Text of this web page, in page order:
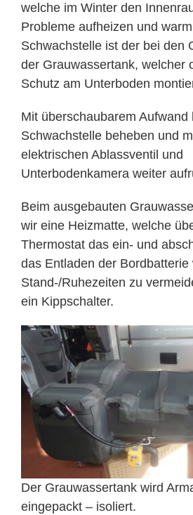
Technische Infos
Kontakt & Anfahrt
welche im Winter den
Probleme aufheizen und
Schwachstelle ist der bei den
der Grauwassertank, welcher
Schutz am Unterboden
Mit überschaubarem
Schwachstelle beheben und
elektrischen Ablassventil und
Unterbodenkamera weiter
Beim ausgebauten
wir eine Heizmatte, welche
Thermostat das ein- und
das Entladen der Bordbatterie
Stand-/Ruhezeiten zu
ein Kippschalter.
Der Grauwassertank wird
eingepackt – isoliert.